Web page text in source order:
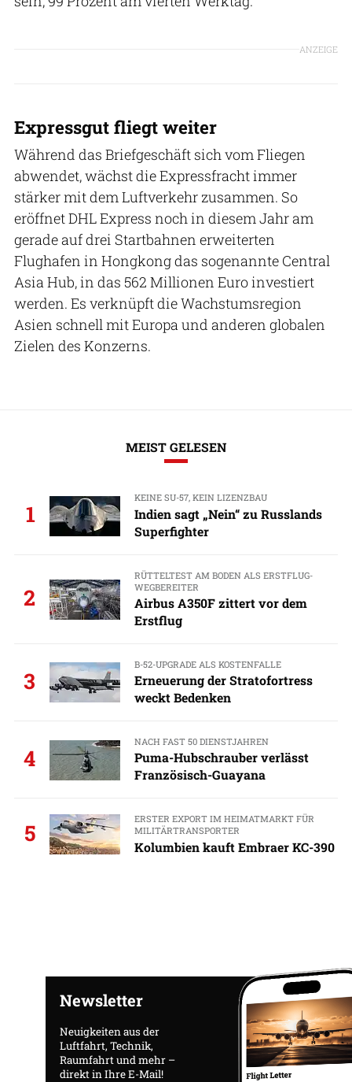
ANZEIGE
Expressgut fliegt weiter
Während das Briefgeschäft sich vom Fliegen
abwendet, wächst die Expressfracht immer
stärker mit dem Luftverkehr zusammen. So
eröffnet DHL Express noch in diesem Jahr am
gerade auf drei Startbahnen erweiterten
Flughafen in Hongkong das sogenannte Central
Asia Hub, in das 562 Millionen Euro investiert
werden. Es verknüpft die Wachstumsregion
Asien schnell mit Europa und anderen globalen
Zielen des Konzerns.
MEIST GELESEN
1
KEINE SU-57, KEIN LIZENZBAU
Indien sagt „Nein“ zu Russlands
Superfighter
2
RÜTTELTEST AM BODEN ALS ERSTFLUG-
WEGBEREITER
Airbus A350F zittert vor dem
Erstflug
3
B-52-UPGRADE ALS KOSTENFALLE
Erneuerung der Stratofortress
weckt Bedenken
4
NACH FAST 50 DIENSTJAHREN
Puma-Hubschrauber verlässt
Französisch-Guayana
5
ERSTER EXPORT IM HEIMATMARKT FÜR
MILITÄRTRANSPORTER
Kolumbien kauft Embraer KC-390
Newsletter
Neuigkeiten aus der
Luftfahrt, Technik,
Raumfahrt und mehr –
direkt in Ihre E-Mail!